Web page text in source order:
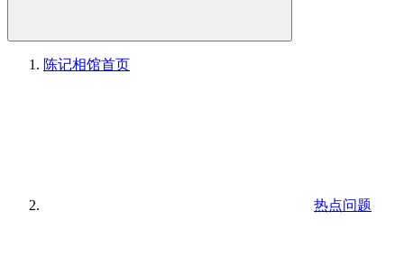
陈记相馆首页
热点问题